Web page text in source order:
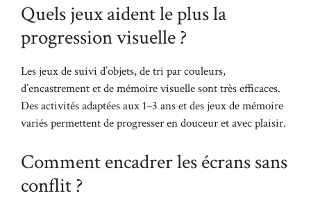
Quels jeux aident le plus la
progression visuelle ?
Les jeux de suivi d’objets, de tri par couleurs,
d’encastrement et de mémoire visuelle sont très efficaces.
Des activités adaptées aux 1–3 ans et des jeux de mémoire
variés permettent de progresser en douceur et avec plaisir.
Comment encadrer les écrans sans
conflit ?